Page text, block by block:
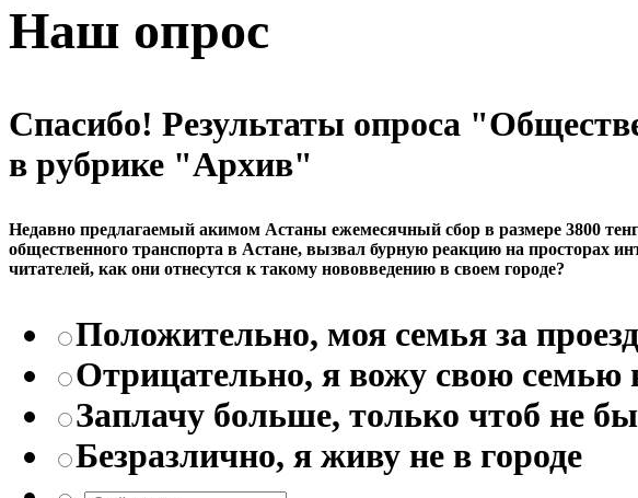
Наш опрос
Спасибо! Результаты опроса
в рубрике "Архив"
Недавно предлагаемый акимом Астаны ежемесячный сбор в размере 3800
общественного транспорта в Астане, вызвал бурную реакцию на просторах
читателей, как они отнесутся к такому нововведению в своем городе?
Положительно, моя семья за
Отрицательно, я вожу свою
Заплачу больше, только чтоб не
Безразлично, я живу не в городе